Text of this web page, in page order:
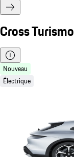
Cross
Nouveau
Électrique